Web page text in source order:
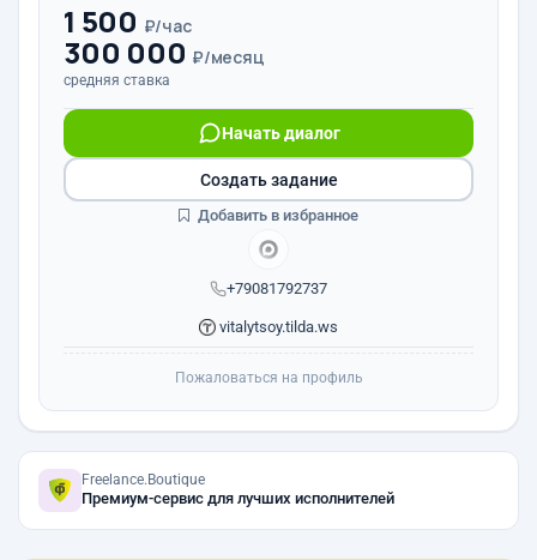
1 500 ₽/час
300 000 ₽/месяц
средняя ставка
+79081792737
Начать диалог
vitalytsoy.tilda.ws
Создать задание
Добавить в избранное
Пожаловаться на профиль
Freelance.Boutique
Премиум-сервис для лучших исполнителей